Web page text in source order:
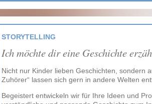
STORYTELLING
Ich möchte dir eine Geschichte
Nicht nur Kinder lieben Geschichten, sondern
Zuhörer“ lassen sich gern in andere Welten
Begeistert entwickeln wir für Ihre Ideen und